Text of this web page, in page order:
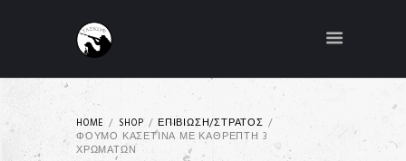
HOME SHOP
ΕΠΙΒΙΩΣΗ/ΣΤΡΑΤΟΣ
ΦΟΎΜΟ ΚΑΣΕΤΊΝΑ ΜΕ ΚΑΘΡΈΠΤΗ 3
ΧΡΩΜΆΤΩΝ